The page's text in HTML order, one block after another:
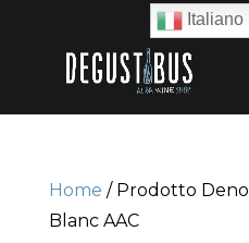
Home / Prodotto
Blanc AAC
Italiano